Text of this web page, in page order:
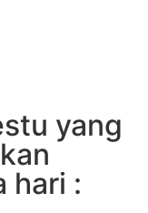
yang
hari :